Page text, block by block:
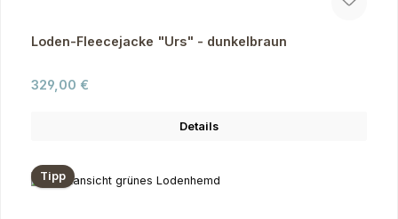
Loden-Fleecejacke "Urs" - dunkelbraun
Regulärer Preis:
329,00 €
Details
Tipp